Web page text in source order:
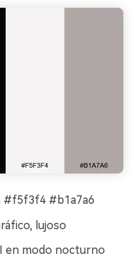
#f5f3f4 #b1a7a6
lujoso
en modo nocturno